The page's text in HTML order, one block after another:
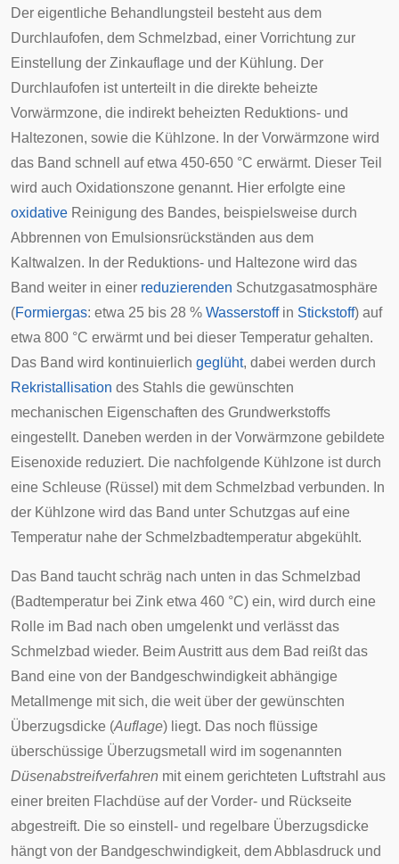
Der eigentliche Behandlungsteil besteht aus dem
Durchlaufofen, dem Schmelzbad, einer Vorrichtung zur
Einstellung der Zinkauflage und der Kühlung. Der
Durchlaufofen ist unterteilt in die direkte beheizte
Vorwärmzone, die indirekt beheizten Reduktions- und
Haltezonen, sowie die Kühlzone. In der Vorwärmzone wird
das Band schnell auf etwa 450-650 °C erwärmt. Dieser Teil
wird auch Oxidationszone genannt. Hier erfolgte eine
oxidative Reinigung des Bandes, beispielsweise durch
Abbrennen von Emulsionsrückständen aus dem
Kaltwalzen. In der Reduktions- und Haltezone wird das
Band weiter in einer reduzierenden Schutzgasatmosphäre
(Formiergas: etwa 25 bis 28 % Wasserstoffin Stickstoff) auf
etwa 800 °C erwärmt und bei dieser Temperatur gehalten.
Das Band wird kontinuierlich geglüht, dabei werden durch
Rekristallisation des Stahls die gewünschten
mechanischen Eigenschaften des Grundwerkstoffs
eingestellt. Daneben werden in der Vorwärmzone gebildete
Eisenoxide reduziert. Die nachfolgende Kühlzone ist durch
eine Schleuse (Rüssel) mit dem Schmelzbad verbunden. In
der Kühlzone wird das Band unter Schutzgas auf eine
Temperatur nahe der Schmelzbadtemperatur abgekühlt.
Das Band taucht schräg nach unten in das Schmelzbad
(Badtemperatur bei Zink etwa 460 °C) ein, wird durch eine
Rolle im Bad nach oben umgelenkt und verlässt das
Schmelzbad wieder. Beim Austritt aus dem Bad reißt das
Band eine von der Bandgeschwindigkeit abhängige
Metallmenge mit sich, die weit über der gewünschten
Überzugsdicke (Auflage) liegt. Das noch flüssige
überschüssige Überzugsmetall wird im sogenannten
Düsenabstreifverfahren mit einem gerichteten Luftstrahl aus
einer breiten Flachdüse auf der Vorder- und Rückseite
abgestreift. Die so einstell- und regelbare Überzugsdicke
hängt von der Bandgeschwindigkeit, dem Abblasdruck und